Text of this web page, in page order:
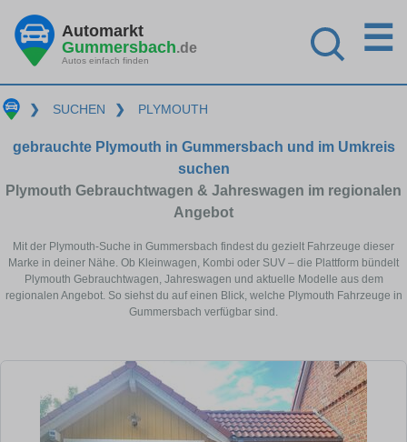
Automarkt
Gummersbach.de
Autos einfach finden
☰
❯ SUCHEN ❯ PLYMOUTH
gebrauchte Plymouth in Gummersbach und im Umkreis
suchen
Plymouth Gebrauchtwagen & Jahreswagen im regionalen
Angebot
Mit der Plymouth-Suche in Gummersbach findest du gezielt Fahrzeuge dieser
Marke in deiner Nähe. Ob Kleinwagen, Kombi oder SUV – die Plattform bündelt
Plymouth Gebrauchtwagen, Jahreswagen und aktuelle Modelle aus dem
regionalen Angebot. So siehst du auf einen Blick, welche Plymouth Fahrzeuge in
Gummersbach verfügbar sind.